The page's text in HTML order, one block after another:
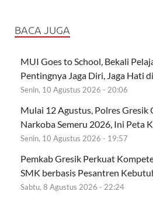
BACA JUGA
MUI Goes to School, Bekali
Pentingnya Jaga Diri, Jaga Hati
Senin, 10 Agustus 2026 - 20:06
Mulai 12 Agustus, Polres Gresik
Narkoba Semeru 2026, Ini Peta
Senin, 10 Agustus 2026 - 19:57
Pemkab Gresik Perkuat
SMK berbasis Pesantren
Sabtu, 8 Agustus 2026 - 22:24